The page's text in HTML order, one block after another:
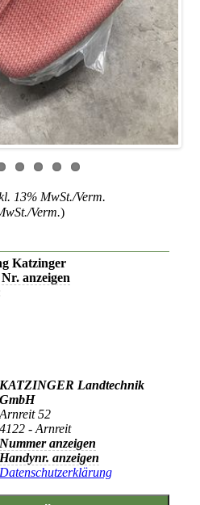
13% MwSt./Verm.
Verm.)
Katzinger
Nr. anzeigen
KATZINGER Landtechnik
GmbH
Arnreit 52
4122 - Arnreit
Nummer anzeigen
Handynr. anzeigen
Datenschutzerklärung